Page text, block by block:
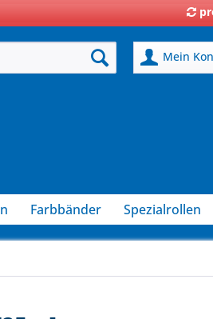
Mein
Farbbänder Spezialrollen